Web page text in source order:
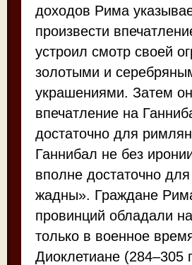
доходов Рима
произвести
устроил смотр своей
золотыми и
украшениями. Затем
впечатление на
достаточно для
Ганнибал не без
вполне достаточно
жадны». Граждане
провинций обладали
только в военное
Диоклетиане (284–305